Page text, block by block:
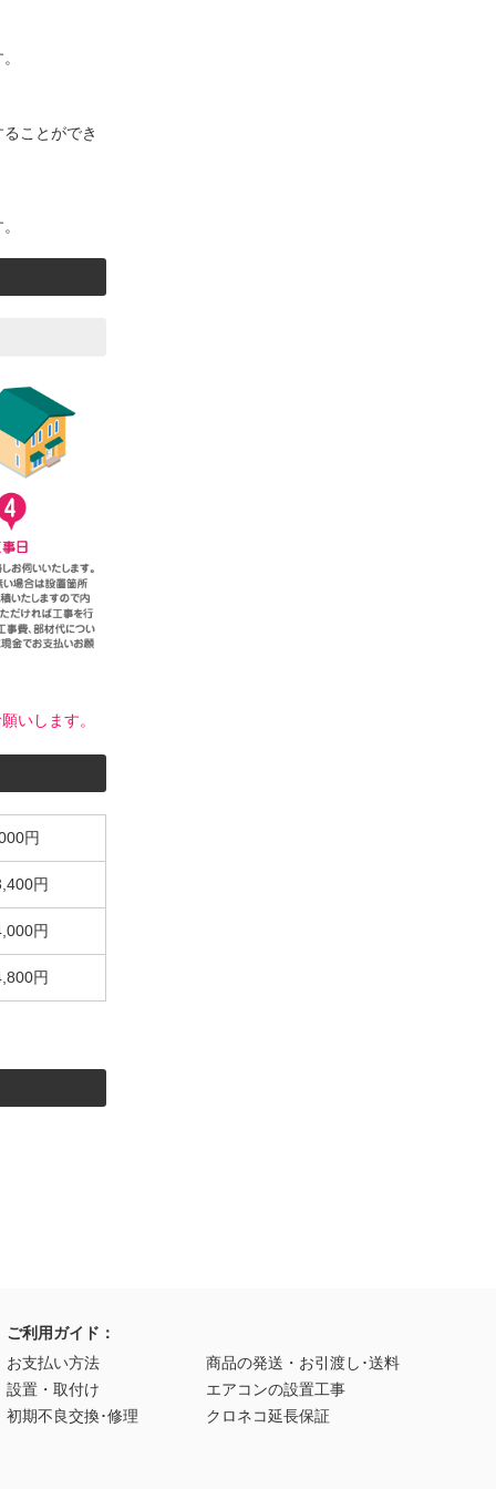
ことができ
いします。
円
円
円
円
ご利用ガイド：
お支払い方法
商品の発送・お引渡し･送料
設置・取付け
エアコンの設置工事
初期不良交換･修理
クロネコ延長保証